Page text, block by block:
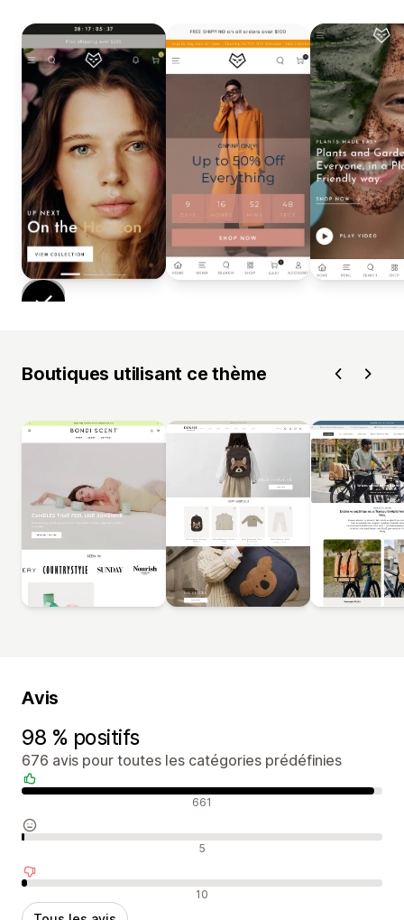
Boutiques utilisant ce thème
Avis
98 % positifs
676 avis pour toutes les catégories prédéfinies
Avis positifs 661
Avis neutres 5
Avis négatifs 10